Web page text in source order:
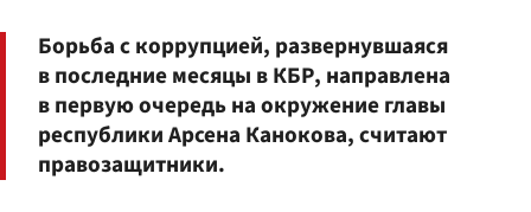
Борьба с коррупцией, развернувшаяся
в последние месяцы в КБР, направлена
в первую очередь на окружение главы
республики Арсена Канокова, считают
правозащитники.